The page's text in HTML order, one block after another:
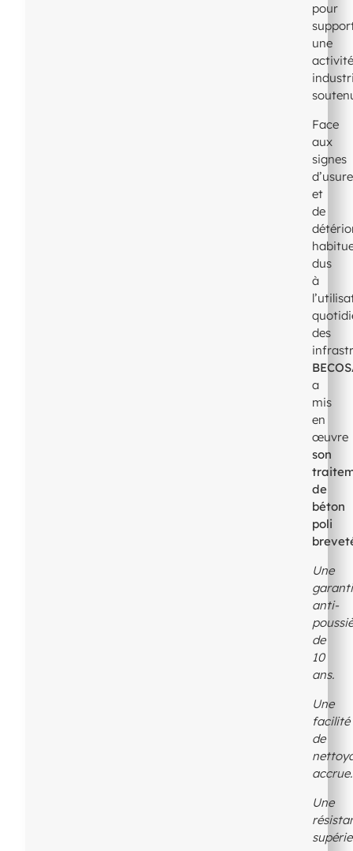
pour
une
Face
aux
signes
d’usure
et
de
dus
à
des
a
mis
en
œuvre
son
de
béton
poli
Une
anti-
de
10
ans.
Une
facilité
de
accrue.
Une